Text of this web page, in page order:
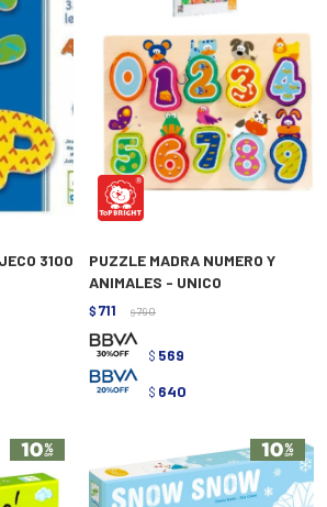
3100
PUZZLE MADRA NUMERO Y
ANIMALES - UNICO
$ 711 $ 790
$ 569
$ 640